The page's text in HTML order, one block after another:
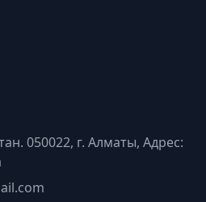
050022, г. Алматы, Адрес: